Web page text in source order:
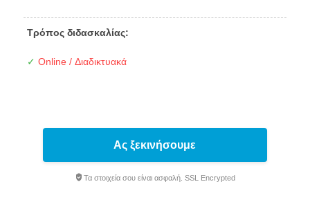
Τρόπος διδασκαλίας:
✓ Online / Διαδικτυακά
Ας ξεκινήσουμε
Τα στοιχεία σου είναι ασφαλή. SSL Encrypted